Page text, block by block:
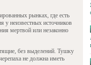
рынках, где есть
у неизвестных источников
мертвой или незаконно
без выделений. Тушку
не должна иметь